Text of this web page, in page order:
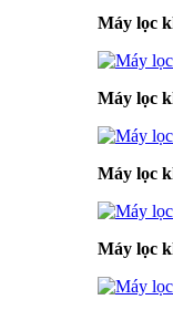
Máy lọc
Máy lọc
Máy lọc
Máy lọc